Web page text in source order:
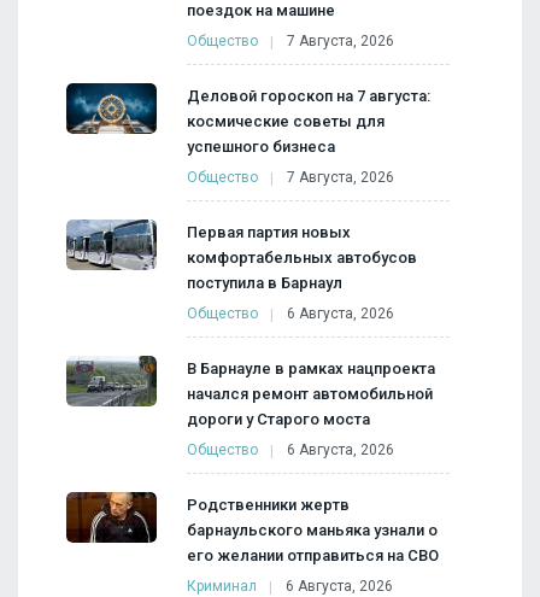
поездок на машине
Общество 7 Августа, 2026
Деловой гороскоп на 7 августа:
космические советы для
успешного бизнеса
Общество 7 Августа, 2026
Первая партия новых
комфортабельных автобусов
поступила в Барнаул
Общество 6 Августа, 2026
В Барнауле в рамках нацпроекта
начался ремонт автомобильной
дороги у Старого моста
Общество 6 Августа, 2026
Родственники жертв
барнаульского маньяка узнали о
его желании отправиться на СВО
Криминал 6 Августа, 2026